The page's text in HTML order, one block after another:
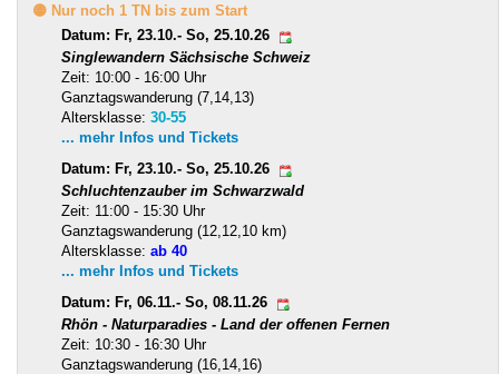
🟡 Nur noch 1 TN bis zum Start
Datum: Fr, 23.10.- So, 25.10.26
Singlewandern Sächsische Schweiz
Zeit: 10:00 - 16:00 Uhr
Ganztagswanderung (7,14,13)
Altersklasse: 30-55
... mehr Infos und Tickets
Datum: Fr, 23.10.- So, 25.10.26
Schluchtenzauber im Schwarzwald
Zeit: 11:00 - 15:30 Uhr
Ganztagswanderung (12,12,10 km)
Altersklasse: ab 40
... mehr Infos und Tickets
Datum: Fr, 06.11.- So, 08.11.26
Rhön - Naturparadies - Land der offenen Fernen
Zeit: 10:30 - 16:30 Uhr
Ganztagswanderung (16,14,16)